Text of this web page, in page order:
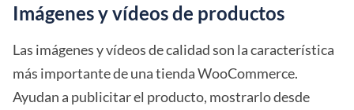
Imágenes y vídeos de productos
Las imágenes y vídeos de calidad son la característica
más importante de una tienda WooCommerce.
Ayudan a publicitar el producto, mostrarlo desde